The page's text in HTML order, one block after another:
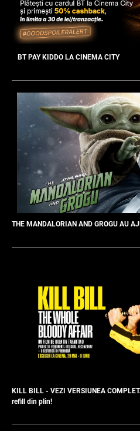
BT PAY KIDDO LA CINEMA CITY
THE MANDALORIAN AND GROGU AU
KILL BILL - VEZI VERSIUNEA
refill din plin!